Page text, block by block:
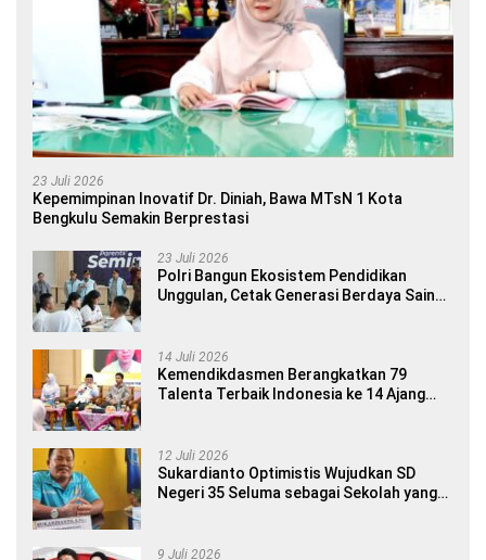
23 Juli 2026
Kepemimpinan Inovatif Dr. Diniah, Bawa MTsN 1 Kota
Bengkulu Semakin Berprestasi
23 Juli 2026
Polri Bangun Ekosistem Pendidikan
Unggulan, Cetak Generasi Berdaya Saing
14 Juli 2026
Kemendikdasmen Berangkatkan 79
Talenta Terbaik Indonesia ke 14 Ajang
12 Juli 2026
Sukardianto Optimistis Wujudkan SD
Negeri 35 Seluma sebagai Sekolah yang
9 Juli 2026